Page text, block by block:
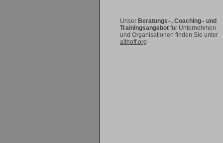
Unser Beratungs–, Coaching– und
Trainingsangebot für Unternehmen
und Organisationen finden Sie unter
althoff.org